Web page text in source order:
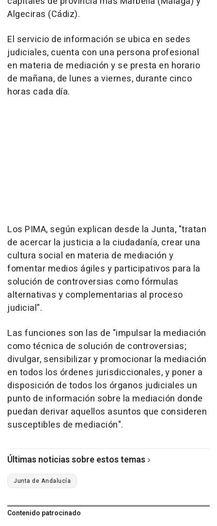
Algeciras (Cádiz).
El servicio de información se ubica en sedes
judiciales, cuenta con una persona profesional
en materia de mediación y se presta en horario
de mañana, de lunes a viernes, durante cinco
horas cada día.
Los PIMA, según explican desde la Junta, "tratan
de acercar la justicia a la ciudadanía, crear una
cultura social en materia de mediación y
fomentar medios ágiles y participativos para la
solución de controversias como fórmulas
alternativas y complementarias al proceso
judicial".
Las funciones son las de "impulsar la mediación
como técnica de solución de controversias;
divulgar, sensibilizar y promocionar la mediación
en todos los órdenes jurisdiccionales, y poner a
disposición de todos los órganos judiciales un
punto de información sobre la mediación donde
puedan derivar aquellos asuntos que consideren
susceptibles de mediación".
Últimas noticias sobre estos temas
Junta de Andalucía
Contenido patrocinado